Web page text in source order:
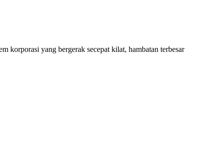
yang bergerak secepat kilat, hambatan terbesar